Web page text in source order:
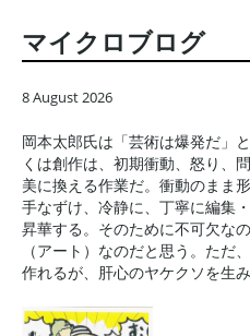
マイクロブログ
8 August 2026
岡本太郎氏は「芸術は爆発だ」
くは創作は、初期衝動、怒り、
美に換える作業だ。衝動のまま
手なずけ、冷静に、丁寧に編集
昇華する。そのために不可欠な
（アート）なのだと思う。ただ
作れるが、肝心のヤケクソを生